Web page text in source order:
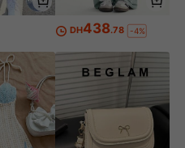
DH438.78 -4%